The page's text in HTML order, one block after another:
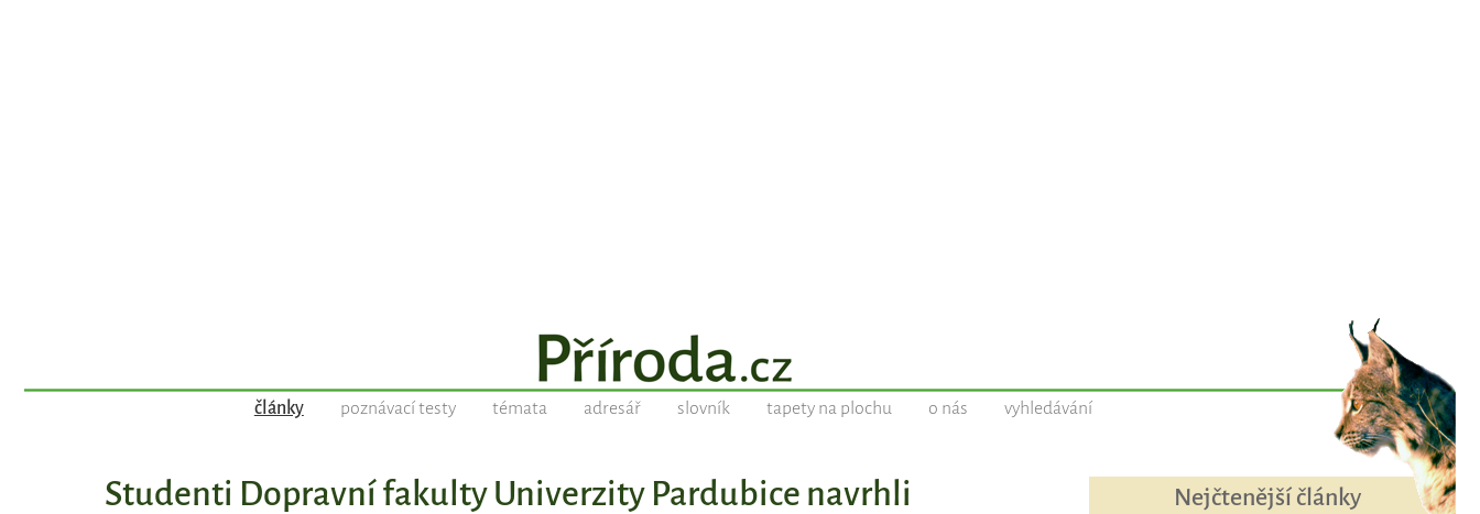
články poznávací testy témata adresář slovník tapety na plochu o nás vyhledávání
Studenti Dopravní fakulty Univerzity Pardubice navrhli
Nejčtenější články